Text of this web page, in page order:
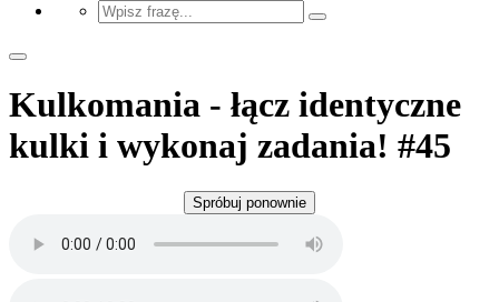
Kulkomania - łącz identyczne
kulki i wykonaj zadania! #45
Spróbuj ponownie